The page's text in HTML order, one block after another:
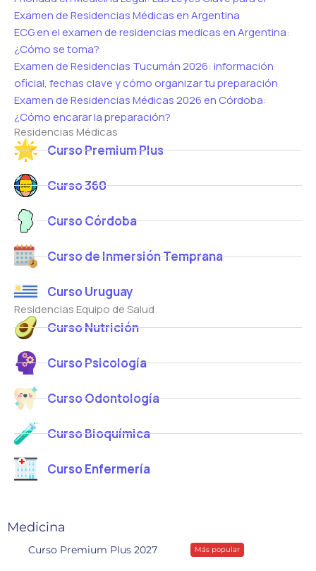
Examen de Residencias Médicas en Argentina
ECG en el examen de residencias medicas en Argentina:
¿Cómo se toma?
Examen de Residencias Tucumán 2026: información
oficial, fechas clave y cómo organizar tu preparación
Examen de Residencias Médicas 2026 en Córdoba:
¿Cómo encarar la preparación?
Residencias Médicas
Curso Premium Plus
Curso 360
Curso Córdoba
Curso de Inmersión Temprana
Curso Uruguay
Residencias Equipo de Salud
Curso Nutrición
Curso Psicología
Curso Odontología
Curso Bioquímica
Curso Enfermería
Medicina
Curso Premium Plus 2027 Más popular